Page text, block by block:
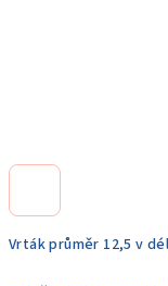
Vrták průměr 12,5 v